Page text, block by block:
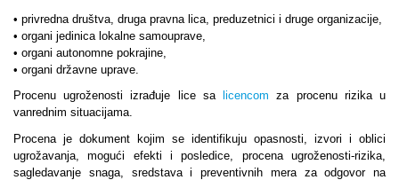
• privredna društva, druga pravna lica, preduzetnici i druge organizacije,
• organi jedinica lokalne samouprave,
• organi autonomne pokrajine,
• organi državne uprave.
Procenu ugroženosti izrađuje lice sa
licencom za procenu rizika u
vanrednim situacijama.
Procena je dokument kojim se identifikuju opasnosti, izvori i oblici
ugrožavanja, mogući efekti i posledice, procena ugroženosti-rizika,
sagledavanje snaga, sredstava i preventivnih mera za odgovor na